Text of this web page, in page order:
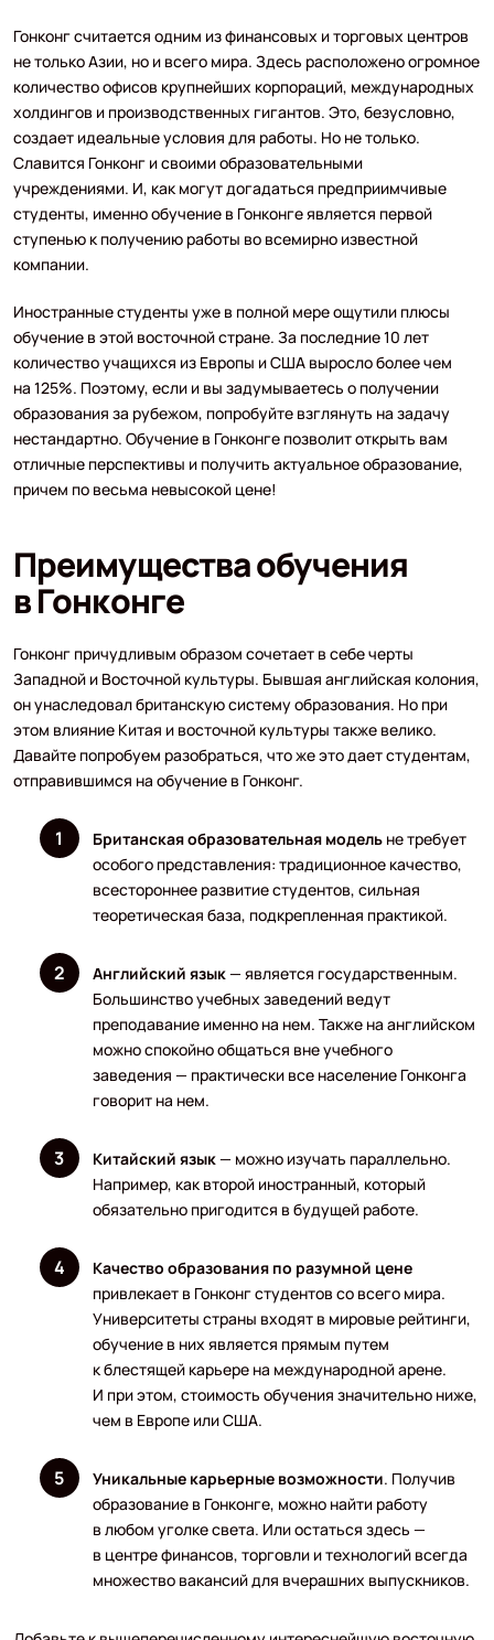
Гонконг считается одним из финансовых и торговых центров
не только Азии, но и всего мира. Здесь расположено огромное
количество офисов крупнейших корпораций, международных
холдингов и производственных гигантов. Это, безусловно,
создает идеальные условия для работы. Но не только.
Славится Гонконг и своими образовательными
учреждениями. И, как могут догадаться предприимчивые
студенты, именно обучение в Гонконге является первой
ступенью к получению работы во всемирно известной
компании.
Иностранные студенты уже в полной мере ощутили плюсы
обучение в этой восточной стране. За последние 10 лет
количество учащихся из Европы и США выросло более чем
на 125%. Поэтому, если и вы задумываетесь о получении
образования за рубежом, попробуйте взглянуть на задачу
нестандартно. Обучение в Гонконге позволит открыть вам
отличные перспективы и получить актуальное образование,
причем по весьма невысокой цене!
Преимущества обучения
в Гонконге
Гонконг причудливым образом сочетает в себе черты
Западной и Восточной культуры. Бывшая английская колония,
он унаследовал британскую систему образования. Но при
этом влияние Китая и восточной культуры также велико.
Давайте попробуем разобраться, что же это дает студентам,
отправившимся на обучение в Гонконг.
Британская образовательная модельне требует
особого представления: традиционное качество,
всестороннее развитие студентов, сильная
теоретическая база, подкрепленная практикой.
Английский язык— является государственным.
Большинство учебных заведений ведут
преподавание именно на нем. Также на английском
можно спокойно общаться вне учебного
заведения — практически все население Гонконга
говорит на нем.
Китайский язык— можно изучать параллельно.
Например, как второй иностранный, который
обязательно пригодится в будущей работе.
Качество образования по разумной цене
привлекает в Гонконг студентов со всего мира.
Университеты страны входят в мировые рейтинги,
обучение в них является прямым путем
к блестящей карьере на международной арене.
И при этом, стоимость обучения значительно ниже,
чем в Европе или США.
Уникальные карьерные возможности. Получив
образование в Гонконге, можно найти работу
в любом уголке света. Или остаться здесь —
в центре финансов, торговли и технологий всегда
множество вакансий для вчерашних выпускников.